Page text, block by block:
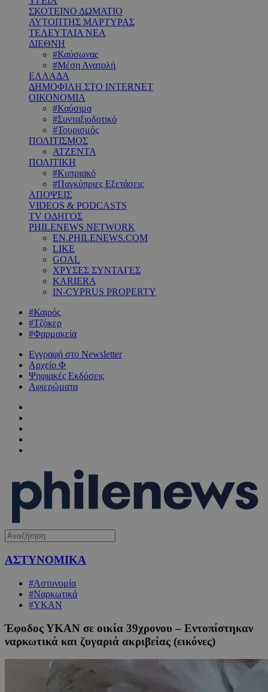
ΣΚΟΤΕΙΝΟ ΔΩΜΑΤΙΟ
ΑΥΤΟΠΤΗΣ ΜΑΡΤΥΡΑΣ
ΤΕΛΕΥΤΑΙΑ ΝΕΑ
ΔΙΕΘΝΗ
#Καύσωνας
#Μέση Ανατολή
ΕΛΛΑΔΑ
ΔΗΜΟΦΙΛΗ ΣΤΟ INTERNET
ΟΙΚΟΝΟΜΙΑ
#Καύσιμα
#Συνταξιοδοτικό
#Τουρισμός
ΠΟΛΙΤΙΣΜΟΣ
ΑΤΖΕΝΤΑ
ΠΟΛΙΤΙΚΗ
#Κυπριακό
#Παγκύπριες Εξετάσεις
ΑΠΟΨΕΙΣ
VIDEOS & PODCASTS
TV ΟΔΗΓΟΣ
PHILENEWS NETWORK
EN.PHILENEWS.COM
LIKE
GOAL
ΧΡΥΣΕΣ ΣΥΝΤΑΓΕΣ
KARIERA
IN-CYPRUS PROPERTY
#Καιρός
#Τζόκερ
#Φαρμακεία
Εγγραφή στο Newsletter
Αρχείο Φ
Ψηφιακές Εκδόσεις
Αφιερώματα
ΑΣΤΥΝΟΜΙΚΑ
#Αστυνομία
#Ναρκωτικά
#ΥΚΑΝ
Έφοδος ΥΚΑΝ σε οικία 39χρονου – Εντοπίστηκαν
ναρκωτικά και ζυγαριά ακριβείας (εικόνες)